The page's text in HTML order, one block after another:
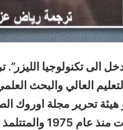
الى تكنولوجيا
العالي والبحث
تحرير مجلة اوروك
العامل في مجال الليزر